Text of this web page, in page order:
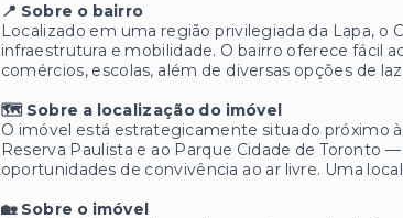
📍 Sobre o bairro
Localizado em uma região privilegiada da Lapa,
infraestrutura e mobilidade. O bairro oferece fácil
comércios, escolas, além de diversas opções de
🗺️ Sobre a localização do imóvel
O imóvel está estrategicamente situado próximo
Reserva Paulista e ao Parque Cidade de Toronto
oportunidades de convivência ao ar livre. Uma
🏡 Sobre o imóvel